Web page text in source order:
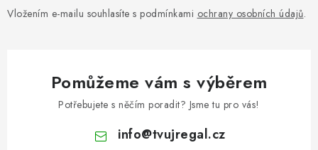
Vložením e-mailu souhlasíte s podmínkami ochrany osobních údajů.
Pomůžeme vám s výběrem
Potřebujete s něčím poradit? Jsme tu pro vás!
info@tvujregal.cz